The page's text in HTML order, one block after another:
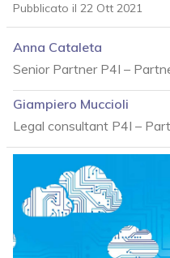
Pubblicato il 22 Ott 2021
Anna Cataleta
Senior Partner P4I –
Giampiero Muccioli
Legal consultant P4I –